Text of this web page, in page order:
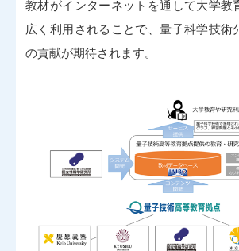
教材がインターネットを通して大学教
広く利用されることで、量子科学技術
の貢献が期待されます。